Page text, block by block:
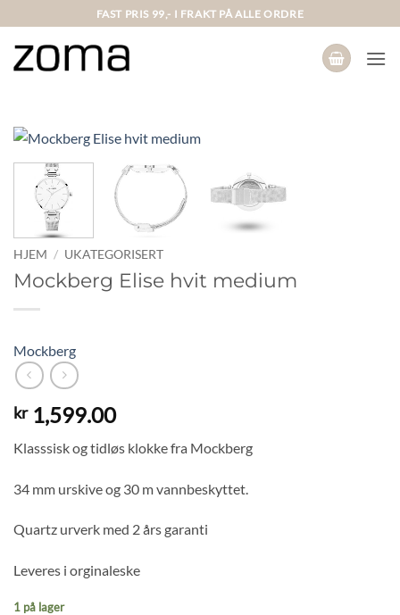
to
content
FAST PRIS 99,- I FRAKT PÅ ALLE ORDRE
HJEM / UKATEGORISERT
Mockberg Elise hvit medium
Mockberg
kr1,599.00
Klasssisk og tidløs klokke fra Mockberg
34 mm urskive og 30 m vannbeskyttet.
Quartz urverk med 2 års garanti
Leveres i orginaleske
1 på lager